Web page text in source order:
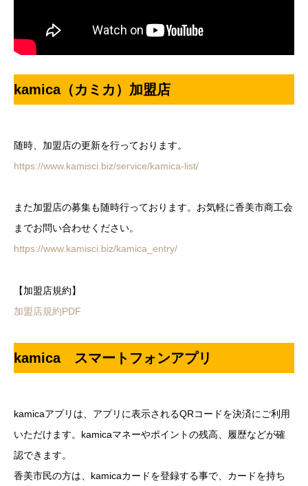
kamica（カミカ）加盟店
随時、加盟店の更新を行っております。
https://www.kamisci.biz/service/kamica-list/
また加盟店の募集も随時行っております。お気軽に香美市商工会
までお問い合わせください。
https://www.kamisci.biz/kamica_entry/
【加盟店規約】
加盟店規約PDF
kamica スマートフォンアプリ
kamicaアプリは、アプリに表示されるQRコードを決済にご利用
いただけます。kamicaマネーやポイントの残高、履歴などが確
認できます。
香美市民の方は、kamicaカードを登録する事で、カードを持ち